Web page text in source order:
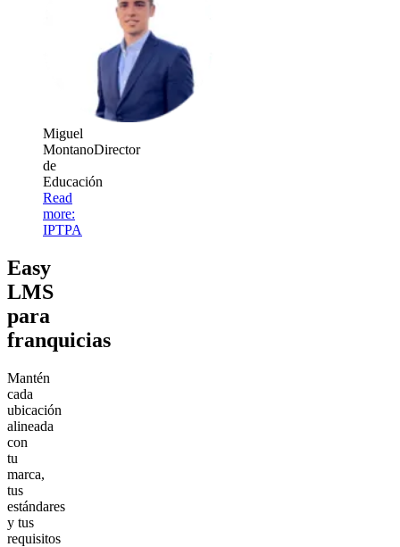
Miguel
MontanoDirector
de
Educación
Read
more:
IPTPA
Easy
LMS
para
franquicias
Mantén
cada
ubicación
alineada
con
tu
marca,
tus
estándares
y tus
requisitos